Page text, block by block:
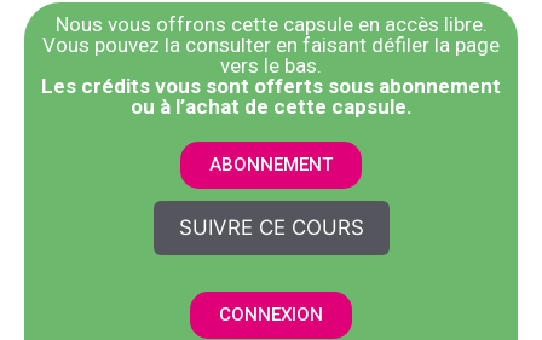
Nous vous offrons cette capsule en accès libre.
Vous pouvez la consulter en faisant défiler la page
vers le bas.
​Les crédits vous sont offerts sous abonnement
ou à l’achat de cette capsule.
ABONNEMENT
SUIVRE CE COURS
CONNEXION